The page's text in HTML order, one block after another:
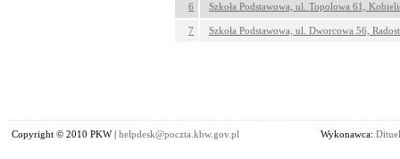
6 Szkoła Podstawowa, ul. Topolowa 61,
7 Szkoła Podstawowa, ul. Dworcowa 56,
Copyright © 2010 PKW | helpdesk@poczta.kbw.gov.pl Wykonawca: